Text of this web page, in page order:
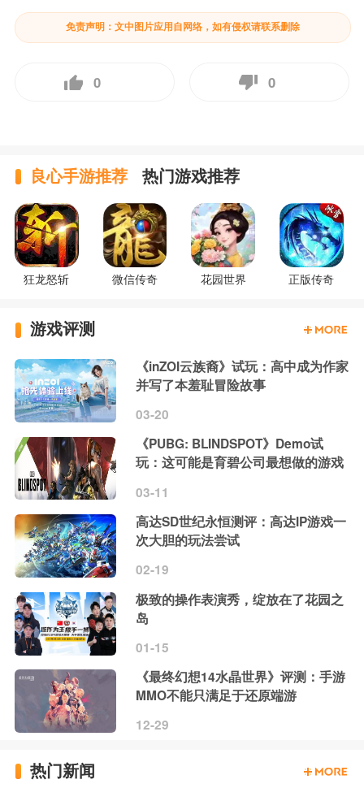
免责声明：文中图片应用自网络，如有侵权请联系删除
0 0
良心手游推荐 热门游戏推荐
狂龙怒斩 微信传奇 花园世界 正版传奇
游戏评测
《inZOI云族裔》试玩：高中成为作家
并写了本羞耻冒险故事
03-20
《PUBG: BLINDSPOT》Demo试
玩：这可能是育碧公司最想做的游戏
03-11
高达SD世纪永恒测评：高达IP游戏一
次大胆的玩法尝试
02-19
极致的操作表演秀，绽放在了花园之
岛
01-15
《最终幻想14水晶世界》评测：手游
MMO不能只满足于还原端游
12-29
热门新闻